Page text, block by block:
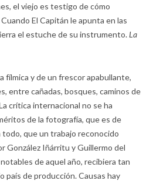
el viejo es testigo de cómo
El Capitán le apunta en las
el estuche de su instrumento.La
fílmica y de un frescor apabullante,
entre cañadas, bosques, caminos de
crítica internacional no se ha
de la fotografía, que es de
que un trabajo reconocido
González Iñárritu y Guillermo del
de aquel año, recibiera tan
país de producción. Causas hay